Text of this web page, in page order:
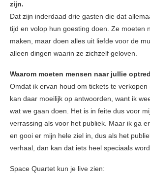
zijn.
Dat zijn inderdaad drie gasten die dat
tijd en volop hun goesting doen. Ze moeten
maken, maar doen alles uit liefde voor de
alleen dingen waarin ze zichzelf geloven.
Waarom moeten mensen naar jullie
Omdat ik ervan houd om tickets te verkopen
kan daar moeilijk op antwoorden, want ik
wat we gaan doen. Het is in feite dus voor
verrassing als voor het publiek. Maar ik ga
en gooi er mijn hele ziel in, dus als het
verhaal, dan kan dat iets heel speciaals
Space Quartet kun je live zien: